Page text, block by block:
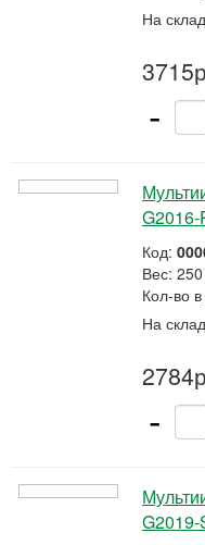
На
-
G2016-
Код:
Вес: 250
Кол-во в
На
-
G2019-